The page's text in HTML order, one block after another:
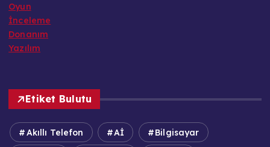
Oyun
İnceleme
Donanım
Yazılım
Etiket Bulutu
Akıllı Telefon Aİ Bilgisayar